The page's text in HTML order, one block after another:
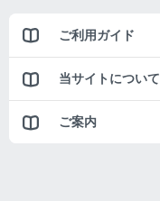
ご利用ガイド
当サイトについて
ご案内